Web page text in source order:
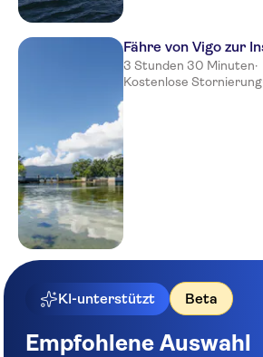
Fähre von Vigo zur
3 Stunden 30 Minuten·
Kostenlose Stornierung
KI-unterstützt Beta
Empfohlene Auswahl